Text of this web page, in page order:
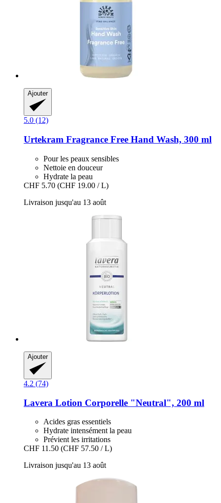
Ajouter
5.0 (12)
Urtekram Fragrance Free Hand Wash, 300 ml
Pour les peaux sensibles
Nettoie en douceur
Hydrate la peau
CHF 5.70 (CHF 19.00 / L)
Livraison jusqu'au 13 août
Ajouter
4.2 (74)
Lavera Lotion Corporelle "Neutral", 200 ml
Acides gras essentiels
Hydrate intensément la peau
Prévient les irritations
CHF 11.50 (CHF 57.50 / L)
Livraison jusqu'au 13 août